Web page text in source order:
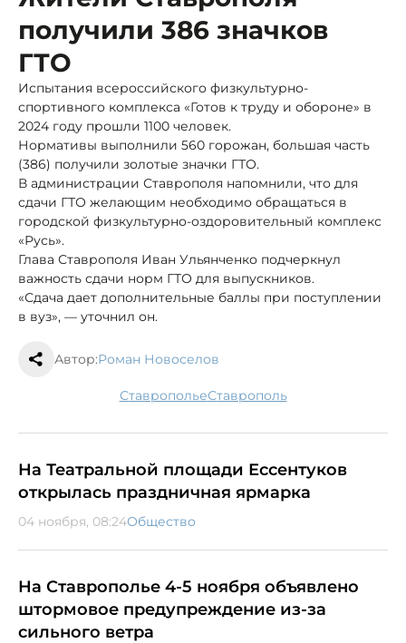
получили 386 значков
ГТО
Испытания всероссийского физкультурно-
спортивного комплекса «Готов к труду и обороне» в
2024 году прошли 1100 человек.
Нормативы выполнили 560 горожан, большая часть
(386) получили золотые значки ГТО.
В администрации Ставрополя напомнили, что для
сдачи ГТО желающим необходимо обращаться в
городской физкультурно-оздоровительный комплекс
«Русь».
Глава Ставрополя Иван Ульянченко подчеркнул
важность сдачи норм ГТО для выпускников.
«Сдача дает дополнительные баллы при поступлении
в вуз», — уточнил он.
Автор:Роман Новоселов
Ставрополье Ставрополь
На Театральной площади Ессентуков
открылась праздничная ярмарка
04 ноября, 08:24Общество
На Ставрополье 4-5 ноября объявлено
штормовое предупреждение из-за
сильного ветра